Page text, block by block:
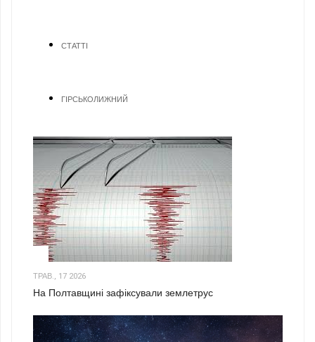
СТАТТІ
ГІРСЬКОЛИЖНИЙ
ТРАВ., 17 2026
На Полтавщині зафіксували землетрус